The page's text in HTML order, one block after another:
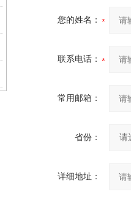
您的姓名：
联系电话：
常用邮箱：
省份：
详细地址：